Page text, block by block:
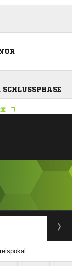
SCHLUSSPHASE